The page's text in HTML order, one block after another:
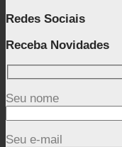
Redes Sociais
Receba Novidades
Seu nome
Seu e-mail